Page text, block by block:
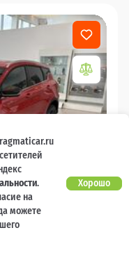
.
на
можете
Хорошо